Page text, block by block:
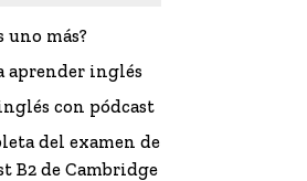
uno más?
aprender inglés
con pódcast
del examen de
B2 de Cambridge